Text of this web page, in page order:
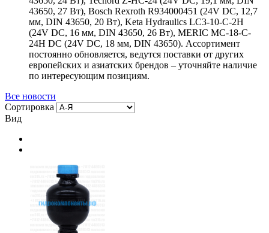
43650, 27 Вт), Bosch Rexroth R934000451 (24V DC, 12,7
мм, DIN 43650, 20 Вт), Keta Hydraulics LC3-10-C-2H
(24V DC, 16 мм, DIN 43650, 26 Вт), MERIC MC-18-C-
24H DC (24V DC, 18 мм, DIN 43650). Ассортимент
постоянно обновляется, ведутся поставки от других
европейских и азиатских брендов – уточняйте наличие
по интересующим позициям.
Все новости
Сортировка
Вид